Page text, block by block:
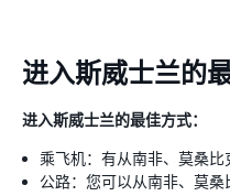
进入斯威士兰的
进入斯威士兰的最佳方式：
乘飞机：有从南非、莫桑比
公路：您可以从南非、莫桑